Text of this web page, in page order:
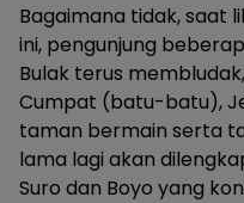
Bagaimana tidak, saat
ini, pengunjung
Bulak terus
Cumpat (batu-batu),
taman bermain serta
lama lagi akan
Suro dan Boyo yang